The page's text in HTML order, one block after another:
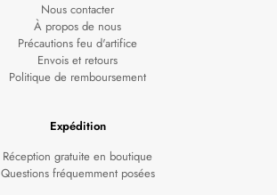
Nous contacter
À propos de nous
Précautions feu d'artifice
Envois et retours
Politique de remboursement
Expédition
Réception gratuite en boutique
Questions fréquemment posées